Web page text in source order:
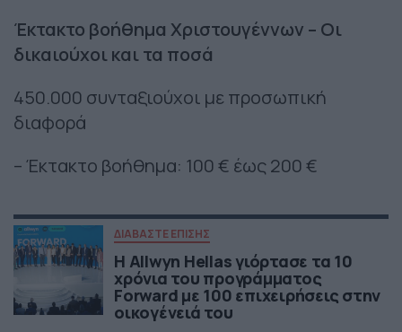
Έκτακτο βοήθημα Χριστουγέννων – Οι
δικαιούχοι και τα ποσά
450.000 συνταξιούχοι με προσωπική
διαφορά
– Έκτακτο βοήθημα: 100 € έως 200 €
ΔΙΑΒΑΣΤΕ ΕΠΙΣΗΣ
Η Allwyn Hellas γιόρτασε τα 10
χρόνια του προγράμματος
Forward με 100 επιχειρήσεις στην
οικογένειά του